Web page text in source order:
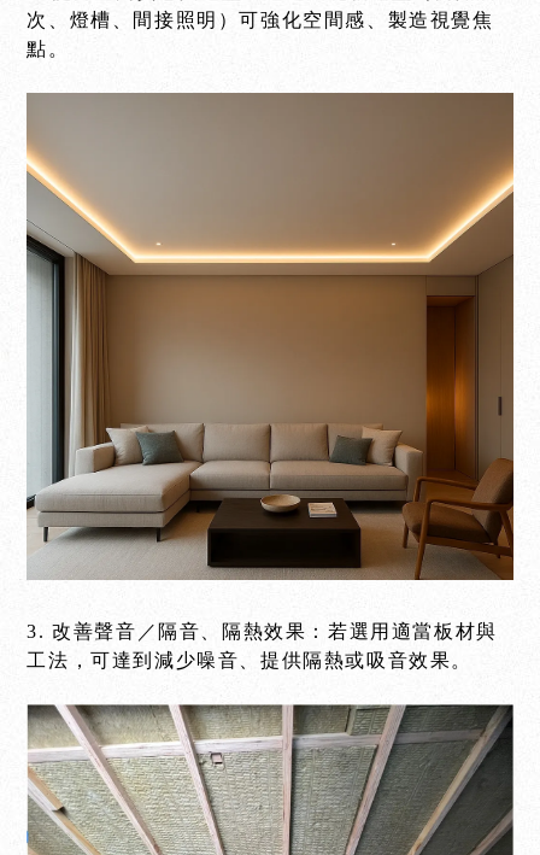
次、燈槽、間接照明）可強化空間感、製造視覺焦
點。
3. 改善聲音／隔音、隔熱效果：若選用適當板材與
工法，可達到減少噪音、提供隔熱或吸音效果。